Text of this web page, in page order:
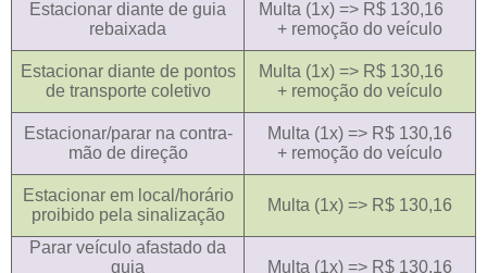
Estacionar diante de guia
rebaixada
Multa (1x) => R$ 130,16
+ remoção do veículo
Estacionar diante de pontos
de transporte coletivo
Multa (1x) => R$ 130,16
+ remoção do veículo
Estacionar/parar na contra-
mão de direção
Multa (1x) => R$ 130,16
+ remoção do veículo
Estacionar em local/horário
proibido pela sinalização
Multa (1x) => R$ 130,16
Parar veículo afastado da
guia
Multa (1x) => R$ 130,16